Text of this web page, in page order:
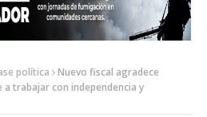
política
Nuevo fiscal agradece
trabajar con independencia y